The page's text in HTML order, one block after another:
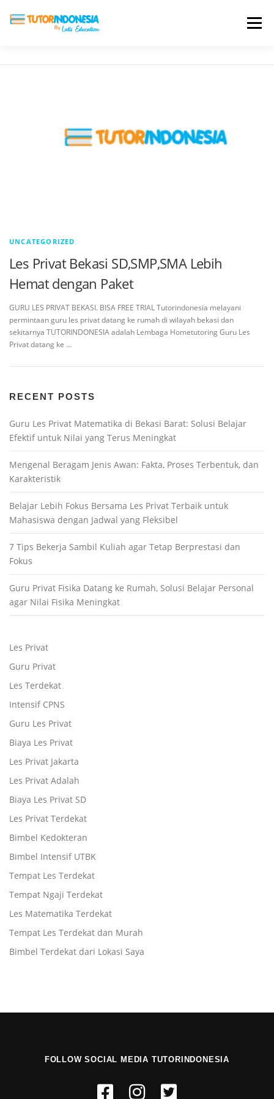
Menu
UNCATEGORIZED
Les Privat Bekasi SD,SMP,SMA Lebih
Hemat dengan Paket
GURU LES PRIVAT BEKASI. BISA FREE TRIAL Tutorindonesia melayani
permintaan guru les privat datang ke rumah di wilayah bekasi dan
sekitarnya TUTORINDONESIA adalah Lembaga Hometutoring Guru Les
Privat datang ke …
RECENT POSTS
Guru Les Privat Matematika di Bekasi Barat: Solusi Belajar
Efektif untuk Nilai yang Terus Meningkat
Mengenal Beragam Jenis Awan: Fakta, Proses Terbentuk, dan
Karakteristik
Belajar Lebih Fokus Bersama Les Privat Terbaik untuk
Mahasiswa dengan Jadwal yang Fleksibel
7 Tips Bekerja Sambil Kuliah agar Tetap Berprestasi dan
Fokus
Guru Privat Fisika Datang ke Rumah, Solusi Belajar Personal
agar Nilai Fisika Meningkat
Les Privat
Guru Privat
Les Terdekat
Intensif CPNS
Guru Les Privat
Biaya Les Privat
Les Privat Jakarta
Les Privat Adalah
Biaya Les Privat SD
Les Privat Terdekat
Bimbel Kedokteran
Bimbel Intensif UTBK
Tempat Les Terdekat
Tempat Ngaji Terdekat
Les Matematika Terdekat
Tempat Les Terdekat dan Murah
Bimbel Terdekat dari Lokasi Saya
FOLLOW SOCIAL MEDIA TUTORINDONESIA